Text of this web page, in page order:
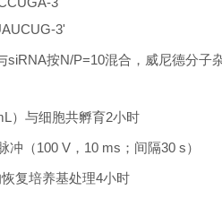
3'
siRNA按N/P=10混合，威尼德分
）与细胞共孵育2小时
（100 V，10 ms；间隔30 s）
复培养基处理4小时